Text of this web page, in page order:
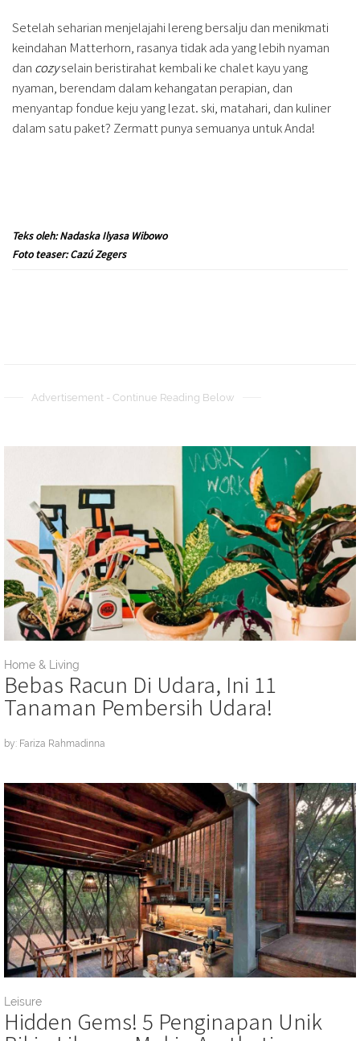
Setelah seharian menjelajahi lereng bersalju dan menikmati
keindahan Matterhorn, rasanya tidak ada yang lebih nyaman
dan cozyselain beristirahat kembali ke chalet kayu yang
nyaman, berendam dalam kehangatan perapian, dan
menyantap fondue keju yang lezat. ski, matahari, dan kuliner
dalam satu paket? Zermatt punya semuanya untuk Anda!
Teks oleh: Nadaska Ilyasa Wibowo
Foto teaser: Cazú Zegers
Advertisement - Continue Reading Below
Home & Living
Bebas Racun Di Udara, Ini 11
Tanaman Pembersih Udara!
by: Fariza Rahmadinna
Leisure
Hidden Gems! 5 Penginapan Unik